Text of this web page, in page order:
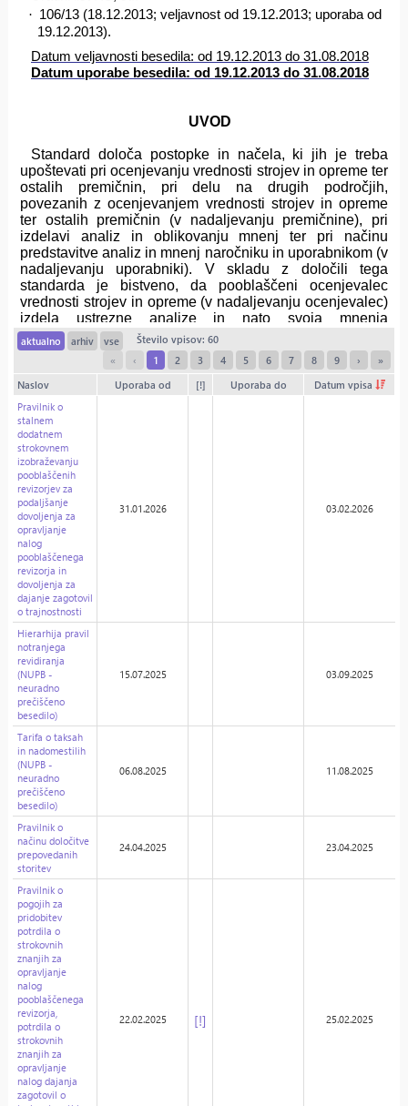
aktualno arhiv vse
Število vpisov: 60
«
‹ 1 2 3 4 5 6 7 8 9 › »
Naslov Uporaba od [!] Uporaba do
Datum vpisa
Pravilnik o
stalnem
dodatnem
strokovnem
izobraževanju
pooblaščenih
revizorjev za
podaljšanje
dovoljenja za
opravljanje
nalog
pooblaščenega
revizorja in
dovoljenja za
dajanje zagotovil
o trajnostnosti
31.01.2026 03.02.2026
Hierarhija pravil
notranjega
revidiranja
(NUPB -
neuradno
prečiščeno
besedilo)
15.07.2025 03.09.2025
Tarifa o taksah
in nadomestilih
(NUPB -
neuradno
prečiščeno
besedilo)
06.08.2025 11.08.2025
Pravilnik o
načinu določitve
prepovedanih
storitev
24.04.2025 23.04.2025
Pravilnik o
pogojih za
pridobitev
potrdila o
strokovnih
znanjih za
opravljanje
nalog
pooblaščenega
revizorja,
potrdila o
strokovnih
znanjih za
opravljanje
nalog dajanja
zagotovil o
22.02.2025 [!] 25.02.2025